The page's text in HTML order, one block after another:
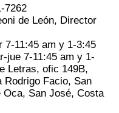
7262
de León, Director
7-11:45 am y 1-3:45
jue 7-11:45 am y 1-
Letras, ofic 149B,
Rodrigo Facio, San
Oca, San José, Costa